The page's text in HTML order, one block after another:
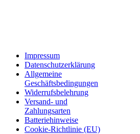
Impressum
Datenschutzerklärung
Allgemeine
Geschäftsbedingungen
Widerrufsbelehrung
Versand- und
Zahlungsarten
Batteriehinweise
Cookie-Richtlinie (EU)